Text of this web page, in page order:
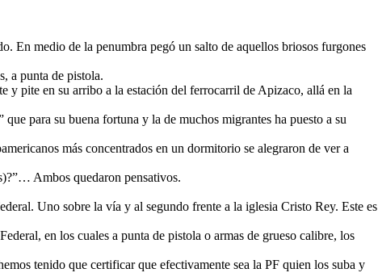
En medio de la penumbra pegó un salto de aquellos briosos furgones
a punta de pistola.
y pite en su arribo a la estación del ferrocarril de Apizaco, allá en la
para su buena fortuna y la de muchos migrantes ha puesto a su
más concentrados en un dormitorio se alegraron de ver a
Ambos quedaron pensativos.
Uno sobre la vía y al segundo frente a la iglesia Cristo Rey. Este es
en los cuales a punta de pistola o armas de grueso calibre, los
tenido que certificar que efectivamente sea la PF quien los suba y